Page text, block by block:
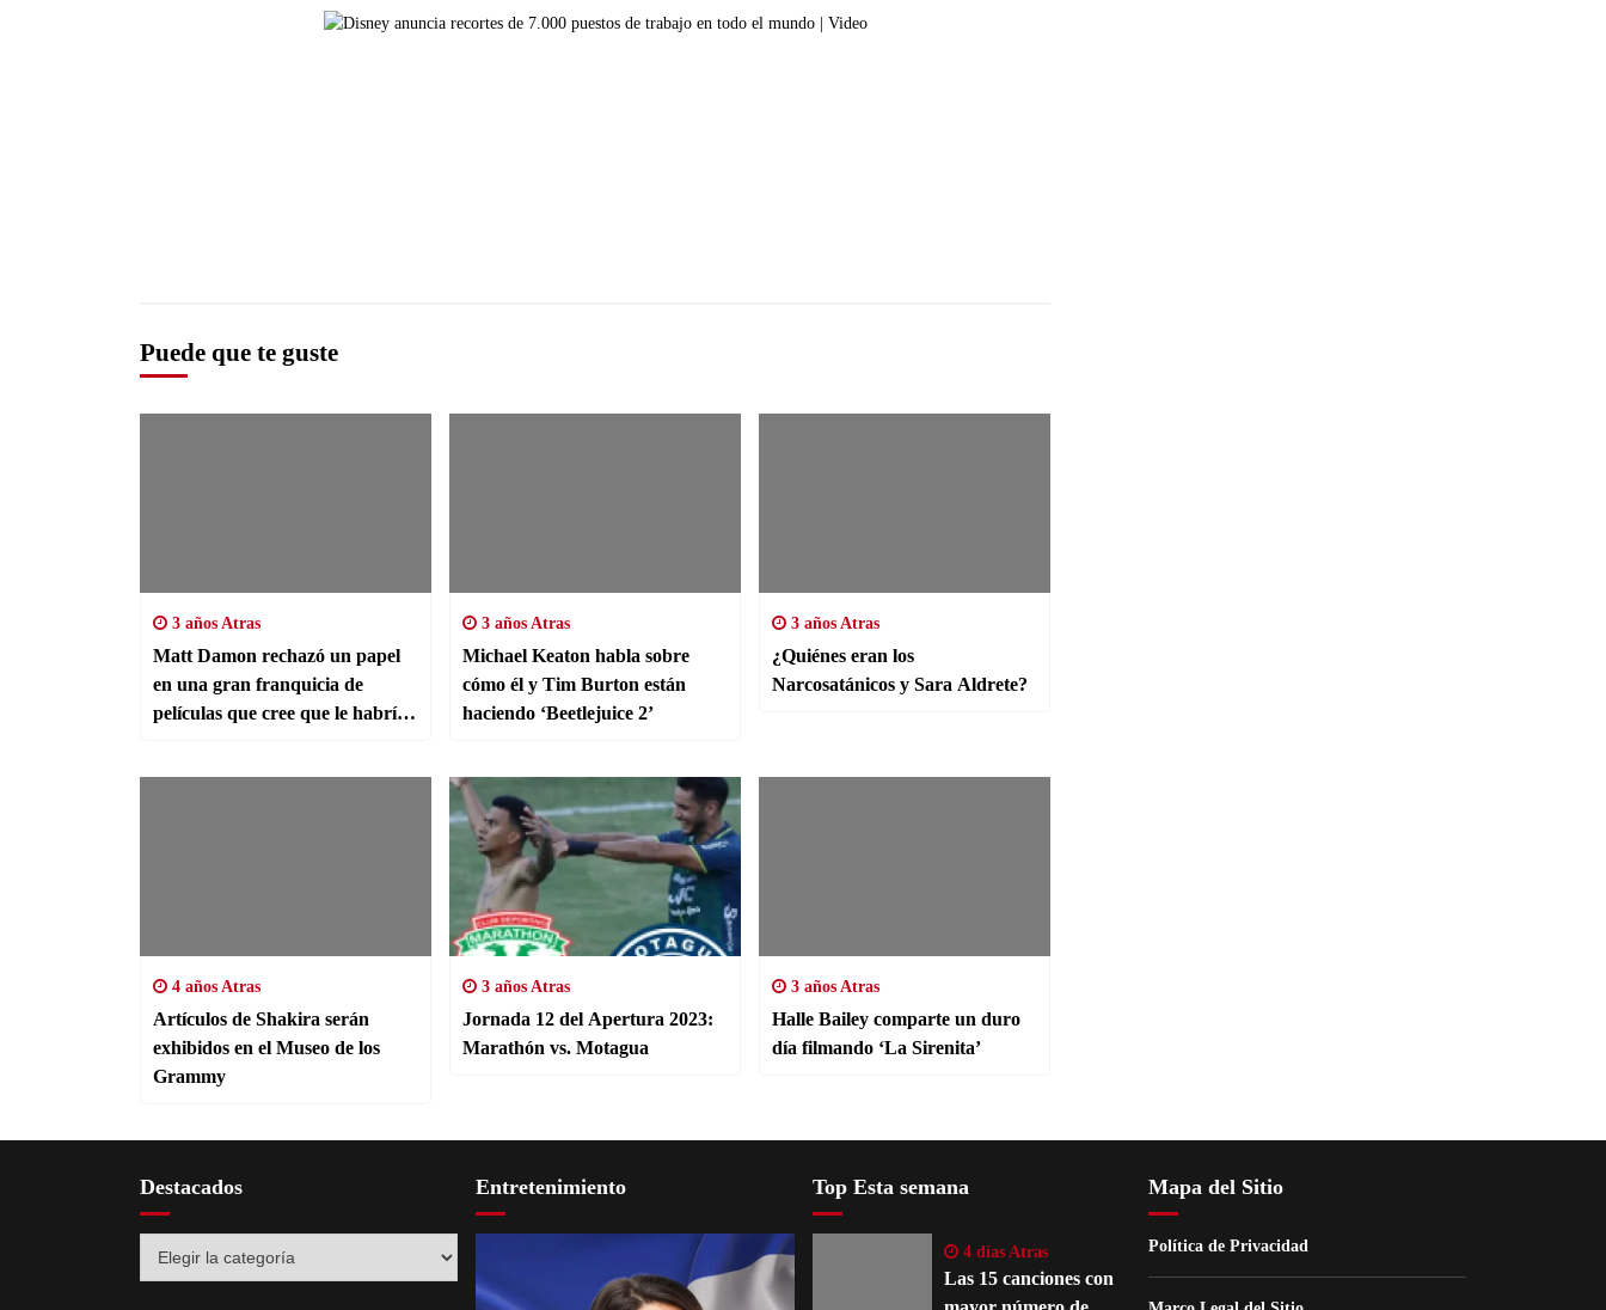
Puede que te guste
3 años Atras
Matt Damon rechazó un papel
en una gran franquicia de
películas que cree que le habría
3 años Atras
Michael Keaton habla sobre
cómo él y Tim Burton están
haciendo ‘Beetlejuice 2’
3 años Atras
¿Quiénes eran los
Narcosatánicos y Sara Aldrete?
4 años Atras
Artículos de Shakira serán
exhibidos en el Museo de los
Grammy
3 años Atras
Jornada 12 del Apertura 2023:
Marathón vs. Motagua
3 años Atras
Halle Bailey comparte un duro
día filmando ‘La Sirenita’
Destacados Entretenimiento Top Esta semana
4 días Atras
Las 15 canciones con
Mapa del Sitio
Política de Privacidad